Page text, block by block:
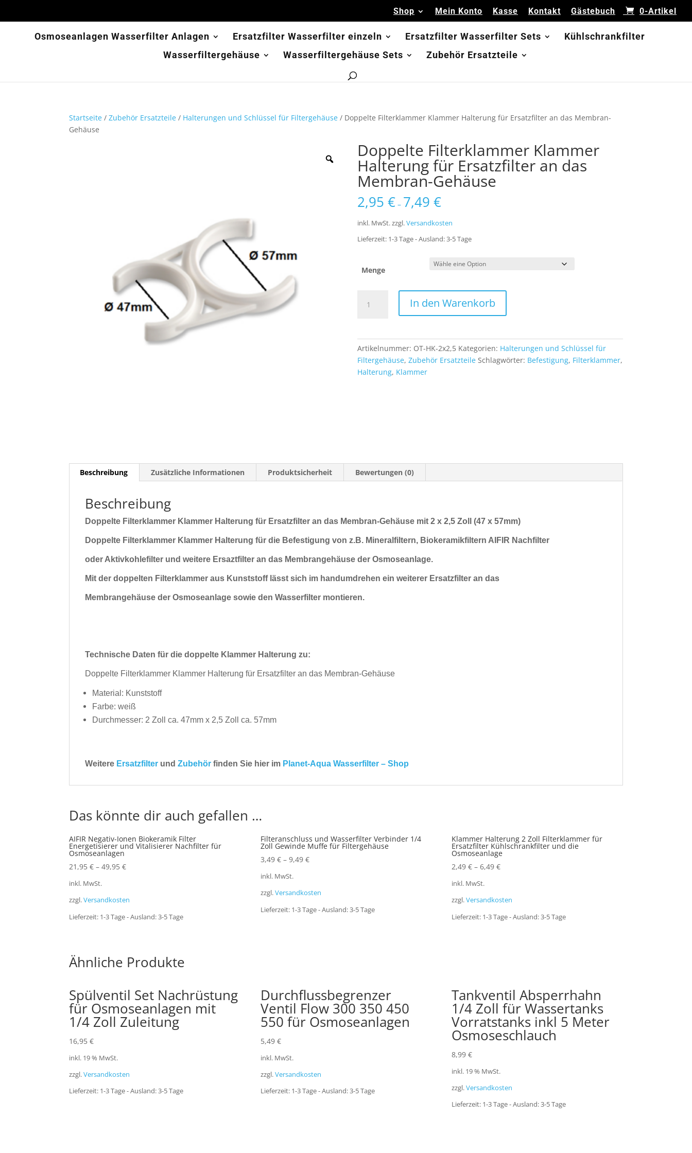
Shop Mein Konto Kasse Kontakt Gästebuch 0-Artikel
Osmoseanlagen Wasserfilter Anlagen Ersatzfilter Wasserfilter einzeln Ersatzfilter Wasserfilter Sets
Kühlschrankfilter
Wasserfiltergehäuse
Wasserfiltergehäuse Sets Zubehör Ersatzteile
Startseite /Zubehör Ersatzteile / Halterungen und Schlüssel für Filtergehäuse / Doppelte Filterklammer Klammer Halterung für Ersatzfilter an das Membran-
Gehäuse
Doppelte Filterklammer Klammer
Halterung für Ersatzfilter an das
Membran-Gehäuse
2,95 € – 7,49 €
inkl. MwSt. zzgl.Versandkosten
Lieferzeit: 1-3 Tage - Ausland: 3-5 Tage
Menge
Filterklammer
Ersatzfilter
In den Warenkorb
Artikelnummer: OT-HK-2x2,5 Kategorien: Halterungen und Schlüssel für
Filtergehäuse, Zubehör Ersatzteile Schlagwörter: Befestigung, Filterklammer,
Halterung, Klammer
Beschreibung Zusätzliche Informationen Produktsicherheit Bewertungen (0)
Beschreibung
Doppelte Filterklammer Klammer Halterung für Ersatzfilter an das Membran-Gehäuse mit 2 x 2,5 Zoll (47 x 57mm)
Doppelte Filterklammer Klammer Halterung für die Befestigung von z.B. Mineralfiltern, Biokeramikfiltern AIFIR Nachfilter
oder Aktivkohlefilter und weitere Ersaztfilter an das Membrangehäuse der Osmoseanlage.
Mit der doppelten Filterklammer aus Kunststoff lässt sich im handumdrehen ein weiterer Ersatzfilter an das
Membrangehäuse der Osmoseanlage sowie den Wasserfilter montieren.
Technische Daten für die doppelte Klammer Halterung zu:
Doppelte Filterklammer Klammer Halterung für Ersatzfilter an das Membran-Gehäuse
Material: Kunststoff
Farbe: weiß
Durchmesser: 2 Zoll ca. 47mm x 2,5 Zoll ca. 57mm
Weitere Ersatzfilter undZubehör finden Sie hier im Planet-Aqua Wasserfilter – Shop
Das könnte dir auch gefallen …
AIFIR Negativ-Ionen Biokeramik Filter
Energetisierer und Vitalisierer Nachfilter für
Osmoseanlagen
21,95€ –49,95€
inkl. MwSt.
zzgl.Versandkosten
Lieferzeit: 1-3 Tage - Ausland: 3-5 Tage
Filteranschluss und Wasserfilter Verbinder 1/4
Zoll Gewinde Muffe für Filtergehäuse
3,49 €– 9,49 €
inkl. MwSt.
zzgl.Versandkosten
Lieferzeit: 1-3 Tage - Ausland: 3-5 Tage
Klammer Halterung 2 Zoll Filterklammer für
Ersatzfilter Kühlschrankfilter und die
Osmoseanlage
2,49€ –6,49€
inkl. MwSt.
zzgl.Versandkosten
Lieferzeit: 1-3 Tage - Ausland: 3-5 Tage
Ähnliche Produkte
Spülventil Set Nachrüstung
für Osmoseanlagen mit
1/4 Zoll Zuleitung
16,95€
inkl. 19 % MwSt.
zzgl.Versandkosten
Lieferzeit: 1-3 Tage - Ausland: 3-5 Tage
Durchflussbegrenzer
Ventil Flow 300 350 450
550 für Osmoseanlagen
5,49 €
inkl. MwSt.
zzgl.Versandkosten
Lieferzeit: 1-3 Tage - Ausland: 3-5 Tage
Tankventil Absperrhahn
1/4 Zoll für Wassertanks
Vorratstanks inkl 5 Meter
Osmoseschlauch
8,99€
inkl. 19 % MwSt.
zzgl.Versandkosten
Lieferzeit: 1-3 Tage - Ausland: 3-5 Tage